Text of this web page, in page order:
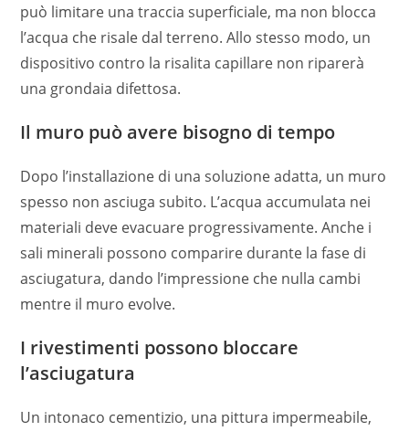
può limitare una traccia superficiale, ma non blocca
l’acqua che risale dal terreno. Allo stesso modo, un
dispositivo contro la risalita capillare non riparerà
una grondaia difettosa.
Il muro può avere bisogno di tempo
Dopo l’installazione di una soluzione adatta, un muro
spesso non asciuga subito. L’acqua accumulata nei
materiali deve evacuare progressivamente. Anche i
sali minerali possono comparire durante la fase di
asciugatura, dando l’impressione che nulla cambi
mentre il muro evolve.
I rivestimenti possono bloccare
l’asciugatura
Un intonaco cementizio, una pittura impermeabile,